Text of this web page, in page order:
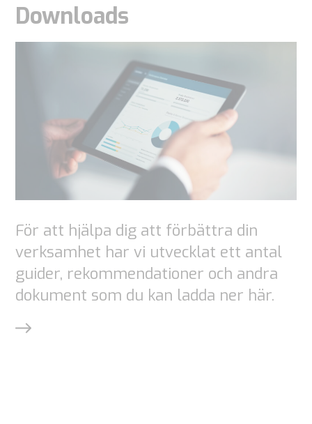
Downloads
För att hjälpa dig att förbättra din
verksamhet har vi utvecklat ett antal
guider, rekommendationer och andra
dokument som du kan ladda ner här.